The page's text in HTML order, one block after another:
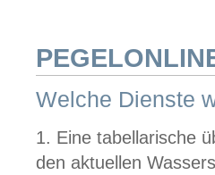
Welche Dienste
1. Eine tabellarische
den aktuellen